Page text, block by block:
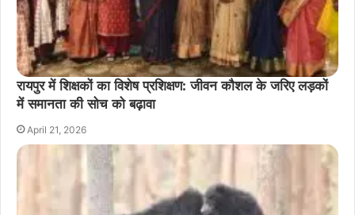
रायपुर में शिक्षकों का विशेष प्रशिक्षण: जीवन कौशल के जरिए लड़कों
में समानता की सोच को बढ़ावा
April 21, 2026